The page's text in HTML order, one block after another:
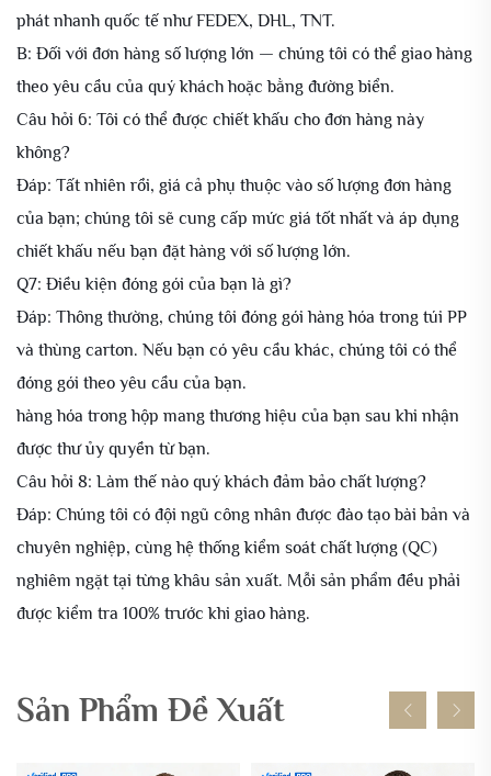
phát nhanh quốc tế như FEDEX, DHL, TNT.
B: Đối với đơn hàng số lượng lớn — chúng tôi có thể giao hàng
theo yêu cầu của quý khách hoặc bằng đường biển.
Câu hỏi 6: Tôi có thể được chiết khấu cho đơn hàng này
không?
Đáp: Tất nhiên rồi, giá cả phụ thuộc vào số lượng đơn hàng
của bạn; chúng tôi sẽ cung cấp mức giá tốt nhất và áp dụng
chiết khấu nếu bạn đặt hàng với số lượng lớn.
Q7: Điều kiện đóng gói của bạn là gì?
Đáp: Thông thường, chúng tôi đóng gói hàng hóa trong túi PP
và thùng carton. Nếu bạn có yêu cầu khác, chúng tôi có thể
đóng gói theo yêu cầu của bạn.
hàng hóa trong hộp mang thương hiệu của bạn sau khi nhận
được thư ủy quyền từ bạn.
Câu hỏi 8: Làm thế nào quý khách đảm bảo chất lượng?
Đáp: Chúng tôi có đội ngũ công nhân được đào tạo bài bản và
chuyên nghiệp, cùng hệ thống kiểm soát chất lượng (QC)
nghiêm ngặt tại từng khâu sản xuất. Mỗi sản phẩm đều phải
được kiểm tra 100% trước khi giao hàng.
Sản Phẩm Đề Xuất